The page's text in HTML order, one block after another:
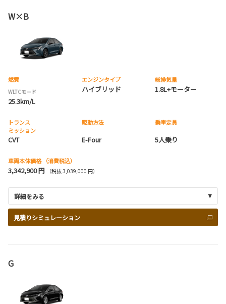
W×B
燃費
WLTCモード
25.3km/L
エンジンタイプ
ハイブリッド
総排気量
1.8L+モーター
トランス
ミッション
CVT
駆動方法
E-Four
乗車定員
5人乗り
車両本体価格 （消費税込）
3,342,900 円 （税抜 3,039,000 円）
詳細をみる
見積りシミュレーション
G